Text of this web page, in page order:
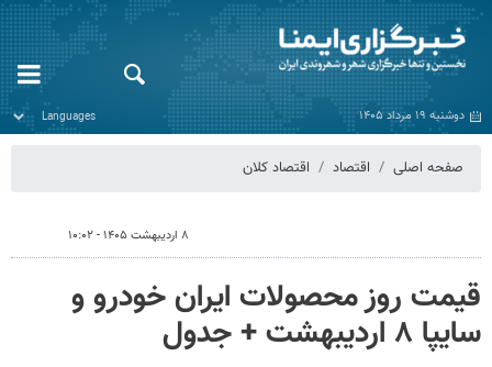
دوشنبه ۱۹ مرداد ۱۴۰۵
صفحه اصلی اقتصاد اقتصاد کلان
۸ اردیبهشت ۱۴۰۵ - ۱۰:۰۲
قیمت روز محصولات ایران خودرو و
سایپا ۸ اردیبهشت + جدول